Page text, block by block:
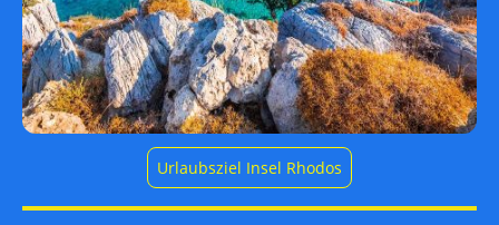
Urlaubsziel Insel Rhodos